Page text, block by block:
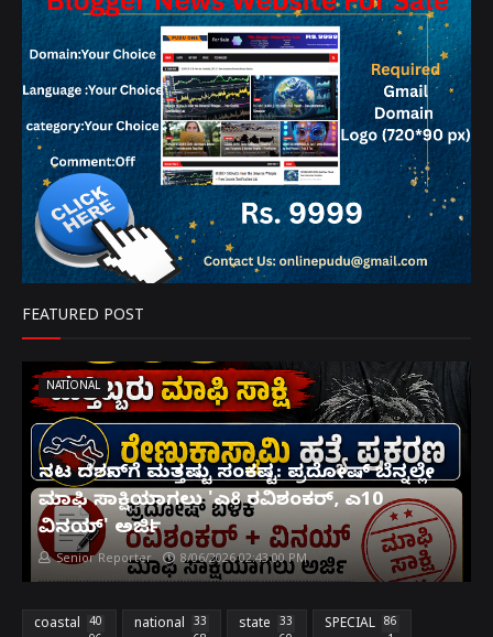
FEATURED POST
NATIONAL
ನಟ ದರ್ಶನ್‌ಗೆ ಮತ್ತಷ್ಟು ಸಂಕಷ್ಟ: ಪ್ರದೋಷ್ ಬೆನ್ನಲ್ಲೇ
ಮಾಫಿ ಸಾಕ್ಷಿಯಾಗಲು 'ಎ8 ರವಿಶಂಕರ್, ಎ10
ವಿನಯ್' ಅರ್ಜಿ!
Senior Reporter 8/06/2026 02:43:00 PM
coastal
40
national
33
state
33
SPECIAL
86